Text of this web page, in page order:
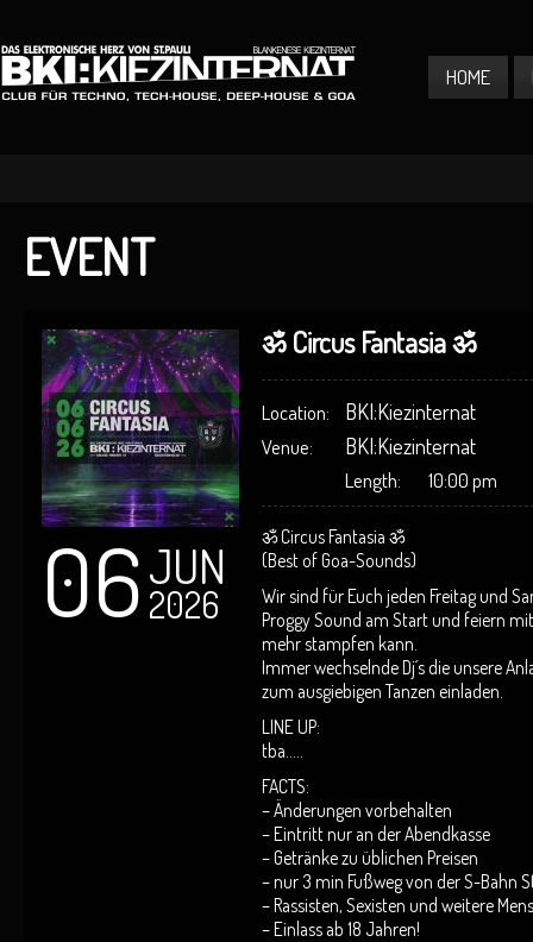
HOME
EVENT
06JUN
2026
ॐ Circus Fantasia ॐ
Location: BKI:Kiezinternat
Venue: BKI:Kiezinternat
Length: 10:00 pm
ॐ Circus Fantasia ॐ
(Best of Goa-Sounds)
Wir sind für Euch jeden Freitag und
Proggy Sound am Start und feiern
mehr stampfen kann.
Immer wechselnde Dj´s die unsere
zum ausgiebigen Tanzen einladen.
LINE UP:
tba…..
FACTS:
– Änderungen vorbehalten
– Eintritt nur an der Abendkasse
– Getränke zu üblichen Preisen
– nur 3 min Fußweg von der S-Bahn
– Rassisten, Sexisten und weitere
– Einlass ab 18 Jahren!